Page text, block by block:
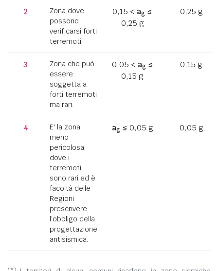
2
Zona dove
possono
verificarsi forti
terremoti.
0,15 < ag ≤
0,25 g
0,25 g
3
Zona che può
essere
soggetta a
forti terremoti
ma rari.
0,05 < ag≤
0,15 g
0,15 g
4
E' la zona
meno
pericolosa,
dove i
terremoti
sono rari ed è
facoltà delle
Regioni
prescrivere
l’obbligo della
progettazione
antisismica.
ag≤ 0,05 g 0,05 g